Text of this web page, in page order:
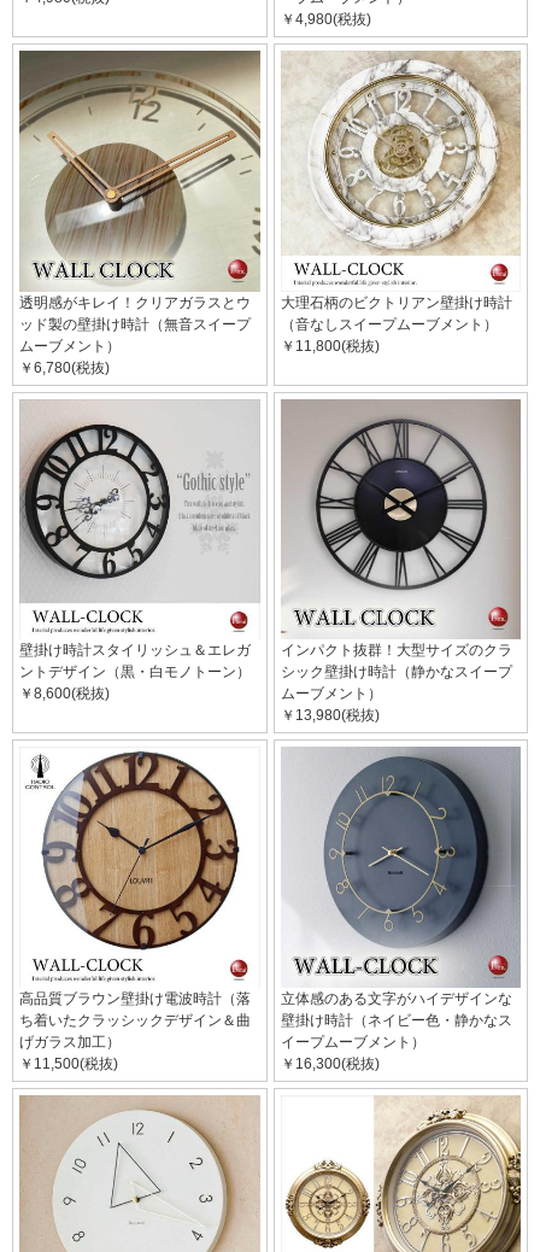
￥4,980(税抜)
透明感がキレイ！クリアガラスとウ
ッド製の壁掛け時計（無音スイープ
ムーブメント）
￥6,780(税抜)
大理石柄のビクトリアン壁掛け時計
（音なしスイープムーブメント）
￥11,800(税抜)
壁掛け時計スタイリッシュ＆エレガ
ントデザイン（黒・白モノトーン）
￥8,600(税抜)
インパクト抜群！大型サイズのクラ
シック壁掛け時計（静かなスイープ
ムーブメント）
￥13,980(税抜)
高品質ブラウン壁掛け電波時計（落
ち着いたクラッシックデザイン＆曲
げガラス加工）
￥11,500(税抜)
立体感のある文字がハイデザインな
壁掛け時計（ネイビー色・静かなス
イープムーブメント）
￥16,300(税抜)